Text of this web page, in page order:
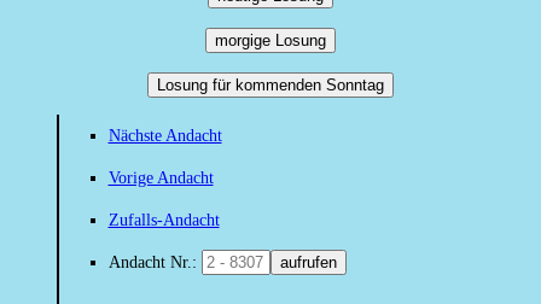
morgige Losung
Losung für kommenden Sonntag
Nächste Andacht
Vorige Andacht
Zufalls-Andacht
Andacht Nr.: aufrufen